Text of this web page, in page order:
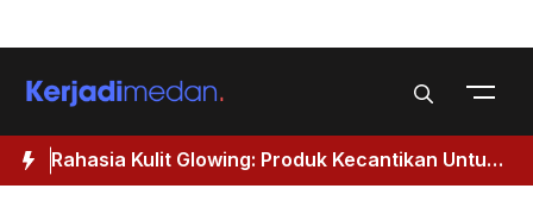
to
Untuk
Menabung Saham untuk Pemula:
Investasi Saham Untuk Pemula